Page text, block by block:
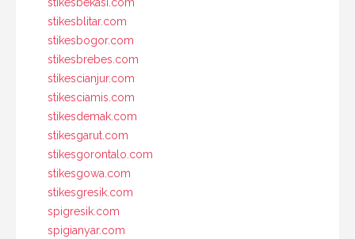
stikesblitar.com
stikesbogor.com
stikesbrebes.com
stikescianjur.com
stikesciamis.com
stikesdemak.com
stikesgarut.com
stikesgorontalo.com
stikesgowa.com
stikesgresik.com
spigresik.com
spigianyar.com